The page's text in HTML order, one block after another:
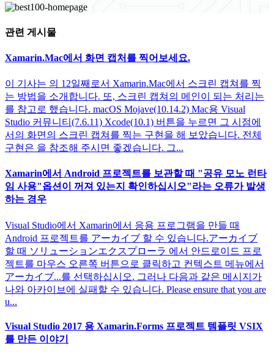
관련 게시물
Xamarin.Mac에서 화면 캡처를 찍어보세요.
이 기사는 의 12일째로서 Xamarin.Mac에서 스크린 캡쳐를 찍
는 방법을 소개합니다. 또, 스크린 캡쳐의 메인이 되는 처리는
를 참고로 했습니다. macOS Mojave(10.14.2) Mac용 Visual
Studio 커뮤니티(7.6.11) Xcode(10.1) 버튼을 누르면 그 시점에
서의 화면의 스크린 캡쳐를 찍는 구현을 해 보았습니다. 전체
구현은 을 참조해 주시면 좋겠습니다. 그...
Xamarin에서 Android 프로젝트를 보관할 때 "공유 모노 런타
임 사용"옵션이 꺼져 있는지 확인하십시오"라는 오류가 발생
하는 경우
Visual Studio에서 Xamarin에서 응용 프로그램을 만들 때
Android 프로젝트를 アーカイブ 할 수 있습니다.アーカイブ
할 때 ソリューションエクスプローラ 에서 안드로이드 프로
젝트를 마우스 오른쪽 버튼으로 클릭하고 컨텍스트 메뉴에서
アーカイブ...를 선택하십시오. 그러나 다음과 같은 메시지가
나와 아카이브에 실패할 수 있습니다. Please ensure that you are
u...
Visual Studio 2017 용 Xamarin.Forms 프로젝트 템플릿 VSIX
를 만든 이야기